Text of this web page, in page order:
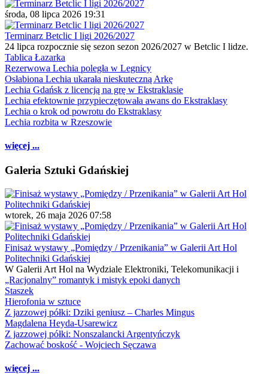
środa, 08 lipca 2026 19:31
Terminarz Betclic I ligi 2026/2027
24 lipca rozpocznie się sezon sezon 2026/2027 w Betclic I lidze.
Tablica Łazarka
Rezerwowa Lechia poległa w Legnicy
Osłabiona Lechia ukarała nieskuteczną Arkę
Lechia Gdańsk z licencją na grę w Ekstraklasie
Lechia efektownie przypieczętowała awans do Ekstraklasy
Lechia o krok od powrotu do Ekstraklasy
Lechia rozbita w Rzeszowie
więcej ...
Galeria Sztuki Gdańskiej
wtorek, 26 maja 2026 07:58
Finisaż wystawy „Pomiędzy / Przenikania” w Galerii Art Hol
Politechniki Gdańskiej
W Galerii Art Hol na Wydziale Elektroniki, Telekomunikacji i
„Racjonalny” romantyk i mistyk epoki danych
Staszek
Hierofonia w sztuce
Z jazzowej półki: Dziki geniusz – Charles Mingus
Magdalena Heyda-Usarewicz
Z jazzowej półki: Nonszalancki Argentyńczyk
Zachować boskość - Wojciech Sęczawa
więcej ...